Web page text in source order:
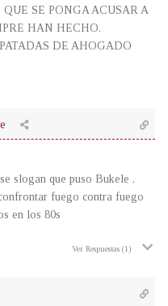
SE PONGA ACUSAR A
HAN HECHO.
DE AHOGADO
slogan que puso Bukele ,
fuego contra fuego
en los 80s
Ver Respuestas (1)